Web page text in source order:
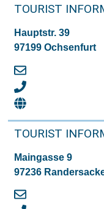
TOURIST
Hauptstr. 39
97199 Ochsenfurt
TOURIST
Maingasse 9
97236